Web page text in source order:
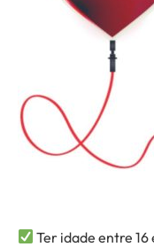
Ter idade entre 16